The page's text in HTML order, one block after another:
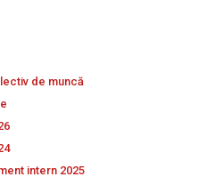
de muncă
intern 2025